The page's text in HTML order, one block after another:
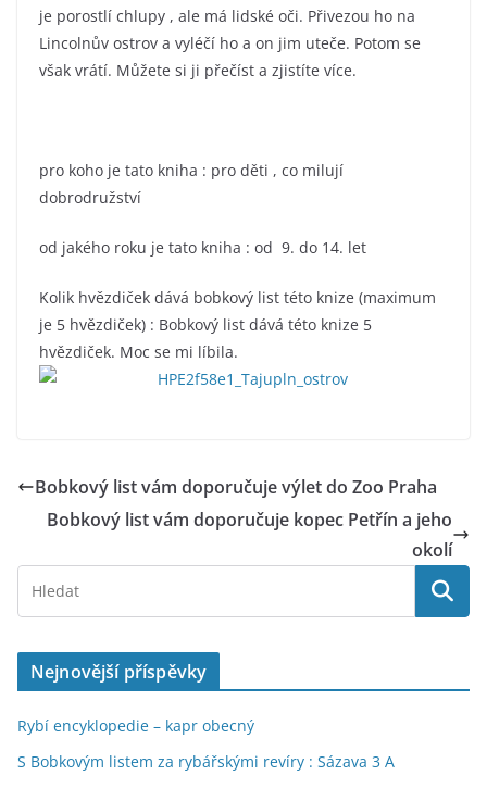
je porostlí chlupy , ale má lidské oči. Přivezou ho na
Lincolnův ostrov a vyléčí ho a on jim uteče. Potom se
však vrátí. Můžete si ji přečíst a zjistíte více.
pro koho je tato kniha : pro děti , co milují
dobrodružství
od jakého roku je tato kniha : od 9. do 14. let
Kolik hvězdiček dává bobkový list této knize (maximum
je 5 hvězdiček) : Bobkový list dává této knize 5
hvězdiček. Moc se mi líbila.
Bobkový list vám doporučuje výlet do Zoo Praha
Bobkový list vám doporučuje kopec Petřín a jeho
okolí
Nejnovější příspěvky
Rybí encyklopedie – kapr obecný
S Bobkovým listem za rybářskými revíry : Sázava 3 A